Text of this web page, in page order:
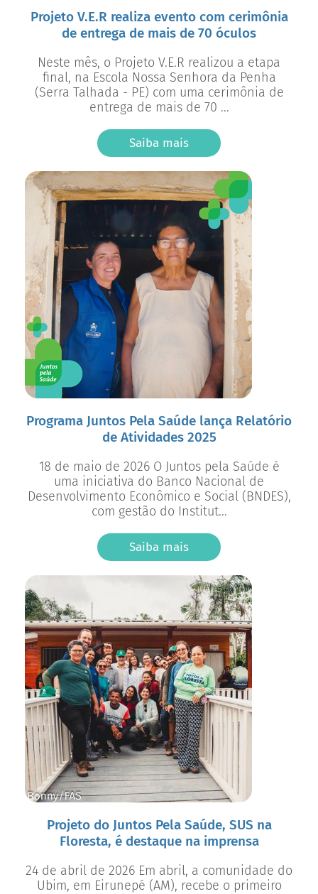
Projeto V.E.R realiza evento com cerimônia
de entrega de mais de 70 óculos
Neste mês, o Projeto V.E.R realizou a etapa
final, na Escola Nossa Senhora da Penha
(Serra Talhada - PE) com uma cerimônia de
entrega de mais de 70 ...
Saiba mais
Programa Juntos Pela Saúde lança Relatório
de Atividades 2025
18 de maio de 2026 O Juntos pela Saúde é
uma iniciativa do Banco Nacional de
Desenvolvimento Econômico e Social (BNDES),
com gestão do Institut...
Saiba mais
Projeto do Juntos Pela Saúde, SUS na
Floresta, é destaque na imprensa
24 de abril de 2026 Em abril, a comunidade do
Ubim, em Eirunepé (AM), recebe o primeiro